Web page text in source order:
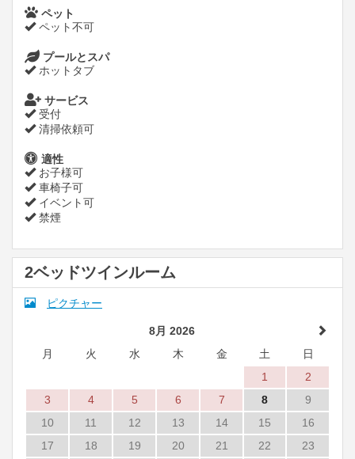
ペット
ペット不可
プールとスパ
ホットタブ
サービス
受付
清掃依頼可
適性
お子様可
車椅子可
イベント可
禁煙
2ベッドツインルーム
ピクチャー
8月 2026
月
火 水 木 金 土
日
1
2
3
4 5 6 7 8
9
10
11 12 13 14 15
16
17
18 19 20 21 22
23